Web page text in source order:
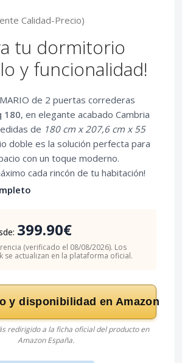
Calidad-Precio)
tu dormitorio
y funcionalidad!
de 2 puertas correderas
180, en elegante acabado Cambria
de 180 cm x 207,6 cm x 55
doble es la solución perfecta para
con un toque moderno.
cada rincón de tu habitación!
399.90€
(verificado el 08/08/2026). Los
se actualizan en la plataforma oficial.
y disponibilidad en Amazon
redirigido a la ficha oficial del producto en
Amazon España.